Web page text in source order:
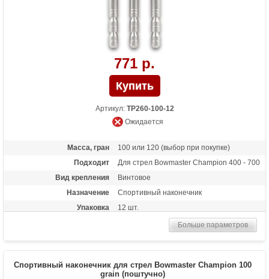
771 р.
Артикул: TP260-100-12
Ожидается
Масса, гран
100 или 120 (выбор при покупке)
Подходит
Для стрел Bowmaster Champion 400 - 700
Вид крепления
Винтовое
Назначение
Спортивный наконечник
Упаковка
12 шт.
Больше параметров
Спортивный наконечник для стрел Bowmaster Champion 100
grain (поштучно)